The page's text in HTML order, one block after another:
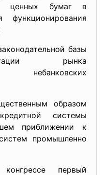
ценных бумаг в
базы
рынка
небанковских
образом
системы
приближении к
промышленно
первый